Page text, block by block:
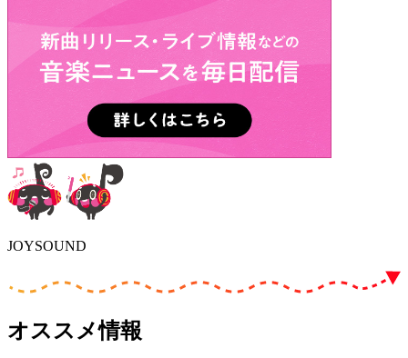
JOYSOUND
オススメ情報